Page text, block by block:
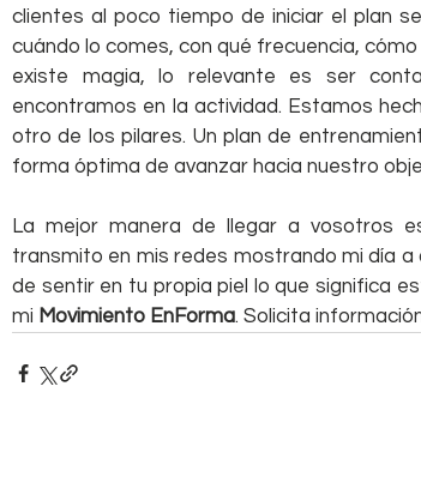
clientes al poco tiempo de iniciar el plan
cuándo lo comes, con qué frecuencia,
existe magia, lo relevante es ser
encontramos en la actividad. Estamos
otro de los pilares. Un plan de
forma óptima de avanzar hacia nuestro
La mejor manera de llegar a vosotros
transmito en mis redes mostrando mi día a
de sentir en tu propia piel lo que significa
mi Movimiento EnForma. Solicita